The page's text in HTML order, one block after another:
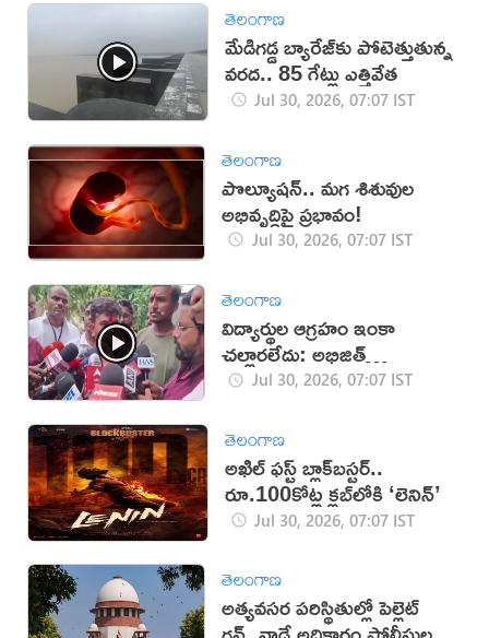
తెలంగాణ
మేడిగడ్డ బ్యారేజ్‌కు పోటెత్తుతున్న
వరద.. 85 గేట్లు ఎత్తివేత
Jul 30, 2026, 07:07 IST
తెలంగాణ
పొల్యూషన్.. మగ శిశువుల
అభివృద్ధిపై ప్రభావం!
Jul 30, 2026, 07:07 IST
తెలంగాణ
విద్యార్థుల ఆగ్రహం ఇంకా
చల్లారలేదు: అభిజిత్
దిప్కే(వీడియో)
Jul 30, 2026, 07:07 IST
తెలంగాణ
అఖిల్ ఫస్ట్ బ్లాక్‌బస్టర్..
రూ.100కోట్ల క్లబ్‌లోకి ‘లెనిన్‌’
Jul 30, 2026, 07:07 IST
తెలంగాణ
అత్యవసర పరిస్థితుల్లో పెల్లెట్